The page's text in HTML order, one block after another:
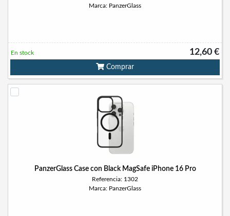
Marca: PanzerGlass
12,60 €
En stock
Comprar
PanzerGlass Case con Black MagSafe iPhone 16 Pro
Referencia: 1302
Marca: PanzerGlass